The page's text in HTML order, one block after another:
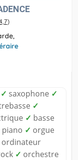
)
✓ saxophone ✓
✓
✓ basse
piano ✓ orgue
ordinateur
✓ orchestre